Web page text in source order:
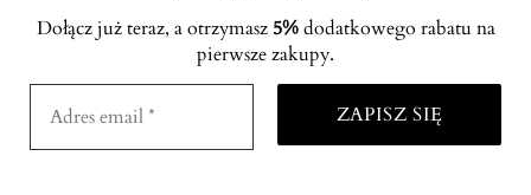
Dołącz już teraz, a otrzymasz 5%dodatkowego rabatu na
pierwsze zakupy.